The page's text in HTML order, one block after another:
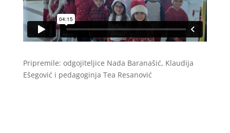
Pripremile: odgojiteljice Nada Baranašić, Klaudija
Ešegović i pedagoginja Tea Resanović